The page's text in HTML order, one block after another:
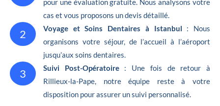
cas et vous proposons un devis détaillé.
2 Voyage et Soins Dentaires à Istanbul : Nous
organisons votre séjour, de l’accueil à l’aéroport
jusqu’aux soins dentaires.
3 Suivi Post-Opératoire : Une fois de retour à
Rillieux-la-Pape, notre équipe reste à votre
disposition pour assurer un suivi personnalisé.